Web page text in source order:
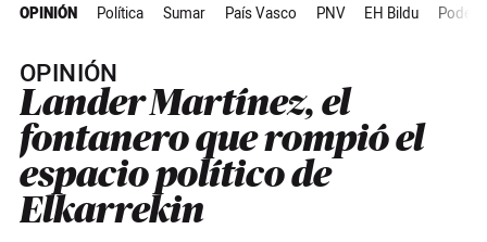
OPINIÓN Política Sumar País Vasco PNV EH Bildu
OPINIÓN
Lander Martínez, el
fontanero que rompió el
espacio político de
Elkarrekin